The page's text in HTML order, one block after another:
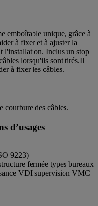
emboîtable unique, grâce à
à fixer et à ajuster la
l'installation. Inclus un stop
lorsqu'ils sont tirés.Il
à fixer les câbles.
courbure des câbles.
d’usages
9223)
fermée types bureaux
VDI supervision VMC